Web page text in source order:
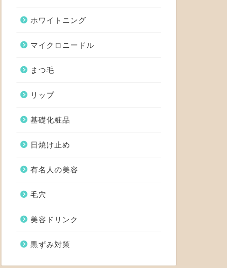
ホワイトニング
マイクロニードル
まつ毛
リップ
基礎化粧品
日焼け止め
有名人の美容
毛穴
美容ドリンク
黒ずみ対策